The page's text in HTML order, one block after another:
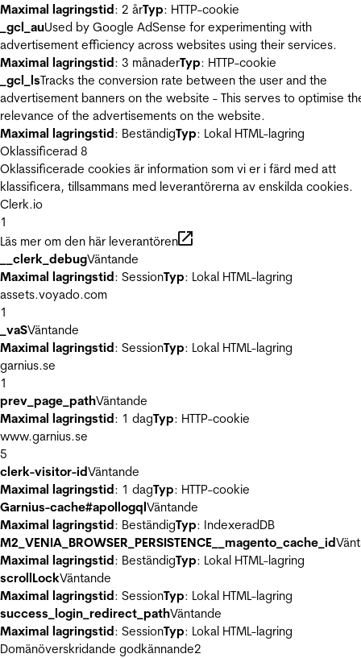
Maximal lagringstid: 2 årTyp: HTTP-cookie
_gcl_auUsed by Google AdSense for experimenting with
advertisement efficiency across websites using their services.
Maximal lagringstid: 3 månaderTyp: HTTP-cookie
_gcl_lsTracks the conversion rate between the user and the
advertisement banners on the website - This serves to optimise
relevance of the advertisements on the website.
Maximal lagringstid: BeständigTyp: Lokal HTML-lagring
Oklassificerad 8
Oklassificerade cookies är information som vi er i färd med att
klassificera, tillsammans med leverantörerna av enskilda cookies.
Clerk.io
1
Läs mer om den här leverantören
__clerk_debugVäntande
Maximal lagringstid: SessionTyp: Lokal HTML-lagring
assets.voyado.com
1
_vaSVäntande
Maximal lagringstid: SessionTyp: Lokal HTML-lagring
garnius.se
1
prev_page_pathVäntande
Maximal lagringstid: 1 dagTyp: HTTP-cookie
www.garnius.se
5
clerk-visitor-idVäntande
Maximal lagringstid: 1 dagTyp: HTTP-cookie
Garnius-cache#apollogqlVäntande
Maximal lagringstid: BeständigTyp: IndexeradDB
M2_VENIA_BROWSER_PERSISTENCE__magento_cache_id
Maximal lagringstid: BeständigTyp: Lokal HTML-lagring
scrollLockVäntande
Maximal lagringstid: SessionTyp: Lokal HTML-lagring
success_login_redirect_pathVäntande
Maximal lagringstid: SessionTyp: Lokal HTML-lagring
Domänöverskridande godkännande2